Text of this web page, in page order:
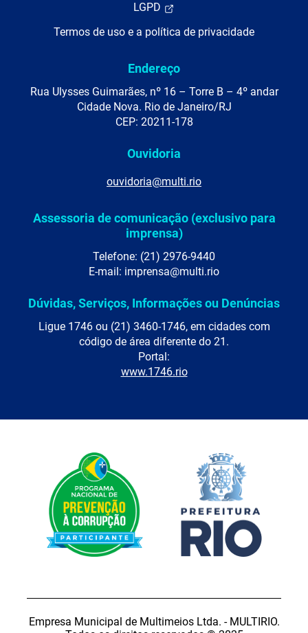
LGPD
Termos de uso e a política de privacidade
Endereço
Rua Ulysses Guimarães, nº 16 – Torre B – 4º andar
Cidade Nova. Rio de Janeiro/RJ
CEP: 20211-178
Ouvidoria
ouvidoria@multi.rio
Assessoria de comunicação (exclusivo para
imprensa)
Telefone: (21) 2976-9440
E-mail: imprensa@multi.rio
Dúvidas, Serviços, Informações ou Denúncias
Ligue 1746 ou (21) 3460-1746, em cidades com
código de área diferente do 21.
Portal:
www.1746.rio
Empresa Municipal de Multimeios Ltda. - MULTIRIO.